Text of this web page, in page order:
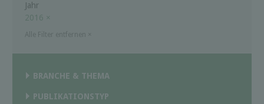
Jahr
2016 ×
BRANCHE & THEMA
PUBLIKATIONSTYP